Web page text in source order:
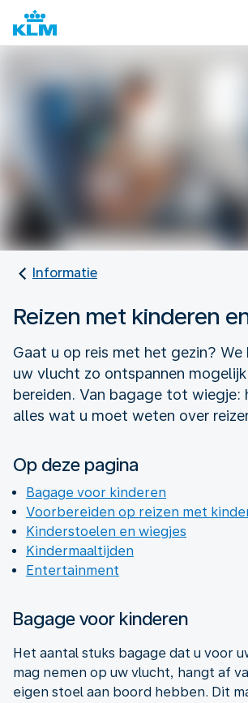
Informatie
Reizen met kinderen
Gaat u op reis met het gezin? We
uw vlucht zo ontspannen
bereiden. Van bagage tot wiegje:
alles wat u moet weten over
Op deze pagina
Bagage voor kinderen
Voorbereiden op reizen met
Kinderstoelen en wiegjes
Kindermaaltijden
Entertainment
Bagage voor kinderen
Het aantal stuks bagage dat u voor
mag nemen op uw vlucht, hangt af
eigen stoel aan boord hebben. Dit